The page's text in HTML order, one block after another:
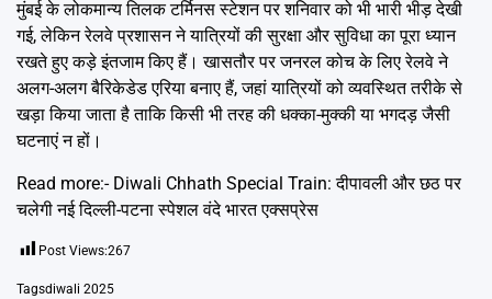
मुंबई के लोकमान्य तिलक टर्मिनस स्टेशन पर शनिवार को भी भारी भीड़ देखी
गई, लेकिन रेलवे प्रशासन ने यात्रियों की सुरक्षा और सुविधा का पूरा ध्यान
रखते हुए कड़े इंतजाम किए हैं। खासतौर पर जनरल कोच के लिए रेलवे ने
अलग-अलग बैरिकेडेड एरिया बनाए हैं, जहां यात्रियों को व्यवस्थित तरीके से
खड़ा किया जाता है ताकि किसी भी तरह की धक्का-मुक्की या भगदड़ जैसी
घटनाएं न हों।
Read more:- Diwali Chhath Special Train: दीपावली और छठ पर
चलेगी नई दिल्ली-पटना स्पेशल वंदे भारत एक्सप्रेस
Post Views:267
Tagsdiwali 2025